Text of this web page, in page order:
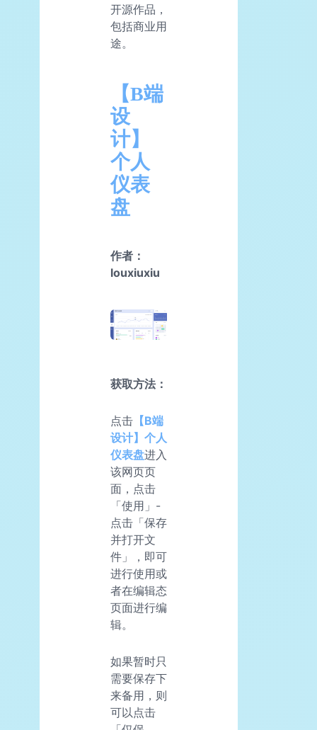
开源作品，
包括商业用
途。
【B端
设
计】
个人
仪表
盘
作者：
louxiuxiu
获取方法：
点击 【B端
设计】个人
仪表盘进入
该网页页
面，点击
「使用」-
点击「保存
并打开文
件」，即可
进行使用或
者在编辑态
页面进行编
辑。
如果暂时只
需要保存下
来备用，则
可以点击